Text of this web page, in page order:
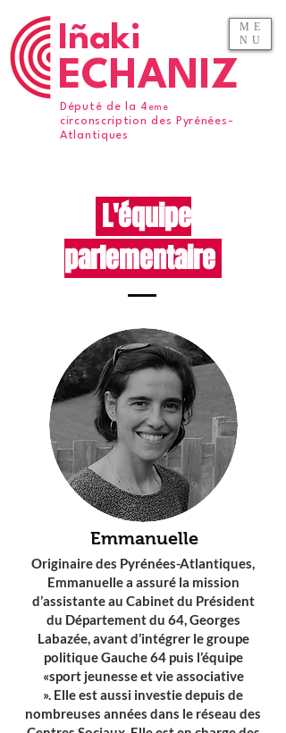
ME
NU
ECHANIZ
Iñaki
Député de la 4 eme
circonscription des Pyrénées-
Atlantiques
L'équipe
parlementaire
Emmanuelle
Originaire des Pyrénées-Atlantiques,
Emmanuelle a assuré la mission
d’assistante au Cabinet du Président
du Département du 64, Georges
Labazée, avant d’intégrer le groupe
politique Gauche 64 puis l’équipe
«sport jeunesse et vie associative
». Elle est aussi investie depuis de
nombreuses années dans le réseau des